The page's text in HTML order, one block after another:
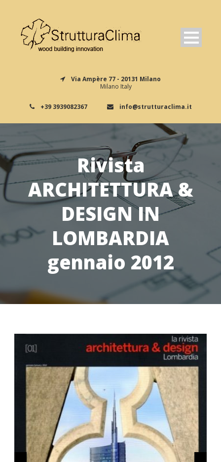
Via Ampère 77 - 20131 Milano
Milano Italy
+39 3939082367 info@strutturaclima.it
Rivista
ARCHITETTURA &
DESIGN IN
LOMBARDIA
gennaio 2012